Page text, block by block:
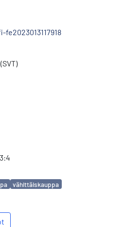
vähittäiskauppa